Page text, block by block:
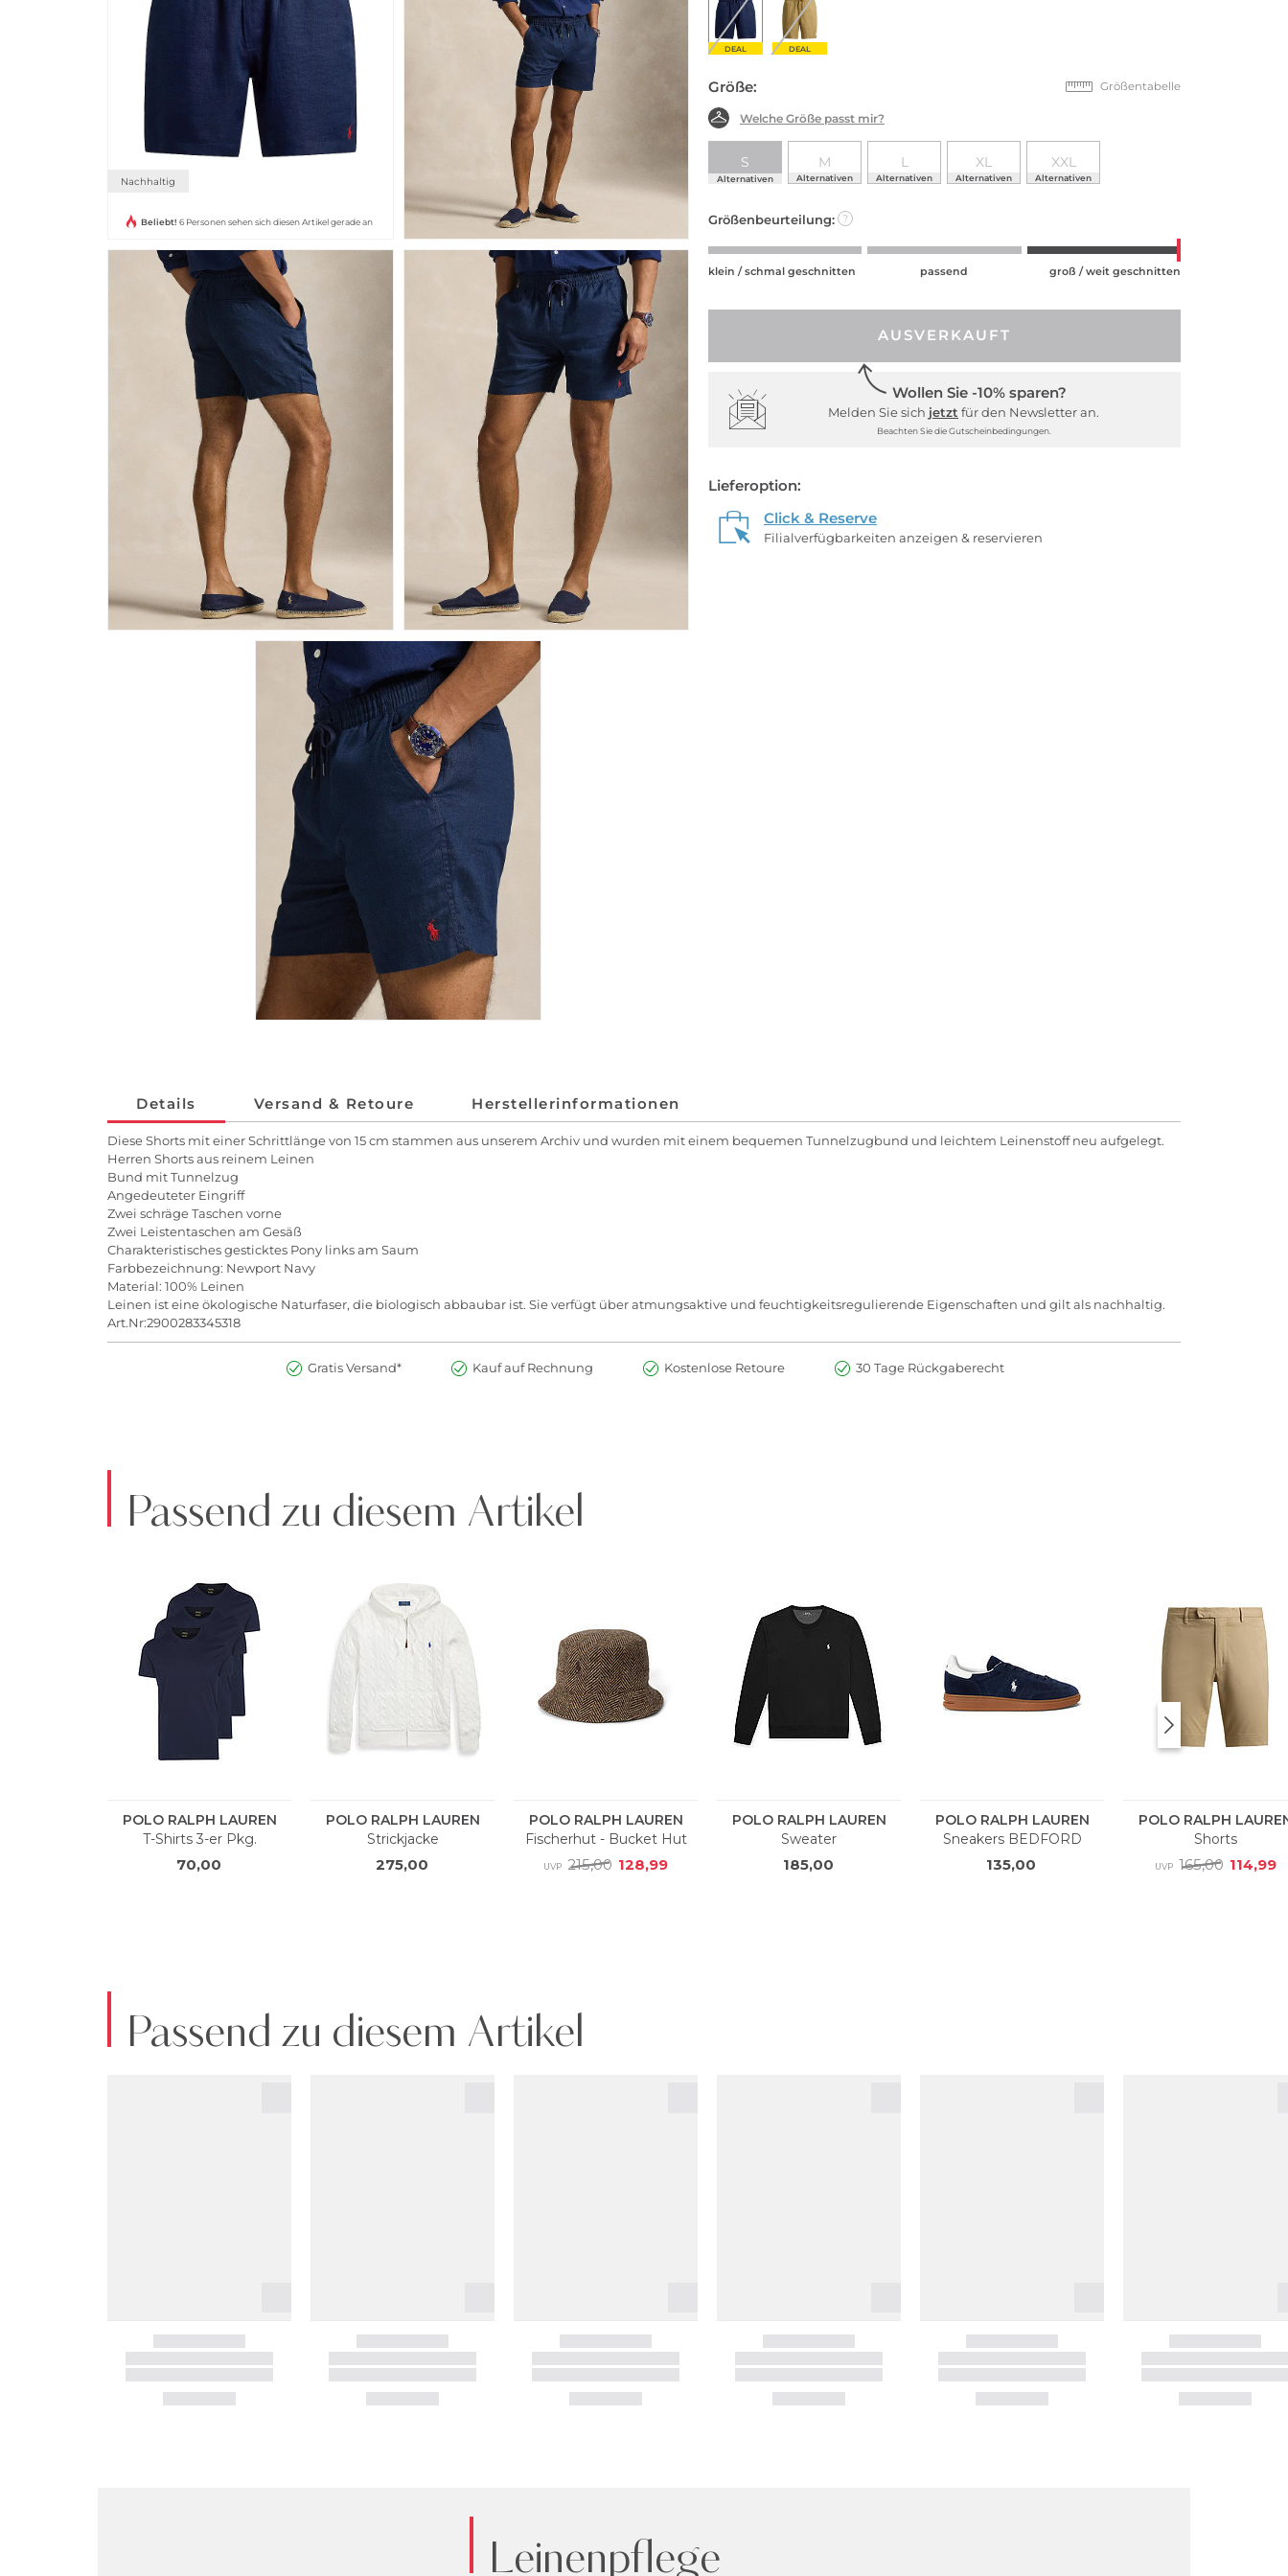
Nachhaltig
Beliebt! 6 Personen sehen sich diesen Artikel gerade an
DEAL DEAL
Größe: Größentabelle
Welche Größe passt mir?
S
Alternativen
M
Alternativen
L
Alternativen
XL
Alternativen
XXL
Alternativen
Größenbeurteilung: ?
klein / schmal geschnitten passend groß / weit geschnitten
AUSVERKAUFT
Wollen Sie -10% sparen?
Melden Sie sich jetzt für den Newsletter an.
Beachten Sie die Gutscheinbedingungen.
Lieferoption:
Click & Reserve
Filialverfügbarkeiten anzeigen & reservieren
Details Versand & Retoure Herstellerinformationen
Diese Shorts mit einer Schrittlänge von 15 cm stammen aus unserem Archiv und wurden mit einem bequemen Tunnelzugbund und leichtem Leinenstoff neu aufgelegt.
Herren Shorts aus reinem Leinen
Bund mit Tunnelzug
Angedeuteter Eingriff
Zwei schräge Taschen vorne
Zwei Leistentaschen am Gesäß
Charakteristisches gesticktes Pony links am Saum
Farbbezeichnung: Newport Navy
Material: 100% Leinen
Leinen ist eine ökologische Naturfaser, die biologisch abbaubar ist. Sie verfügt über atmungsaktive und feuchtigkeitsregulierende Eigenschaften und gilt als nachhaltig.
Art.Nr:2900283345318
Gratis Versand* Kauf auf Rechnung Kostenlose Retoure 30 Tage Rückgaberecht
Passend zu diesem Artikel
Passend zu diesem Artikel
Leinenpflege